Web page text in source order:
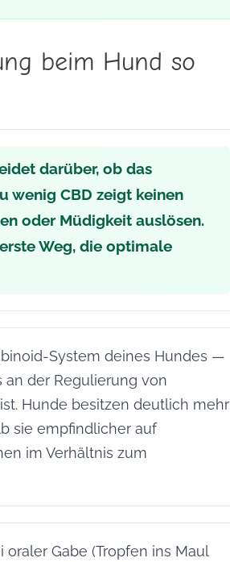
beim Hund so
darüber, ob das
wenig CBD zeigt keinen
oder Müdigkeit auslösen.
Weg, die optimale
System deines Hundes —
der Regulierung von
Hunde besitzen deutlich mehr
sie empfindlicher auf
im Verhältnis zum
Gabe (Tropfen ins Maul